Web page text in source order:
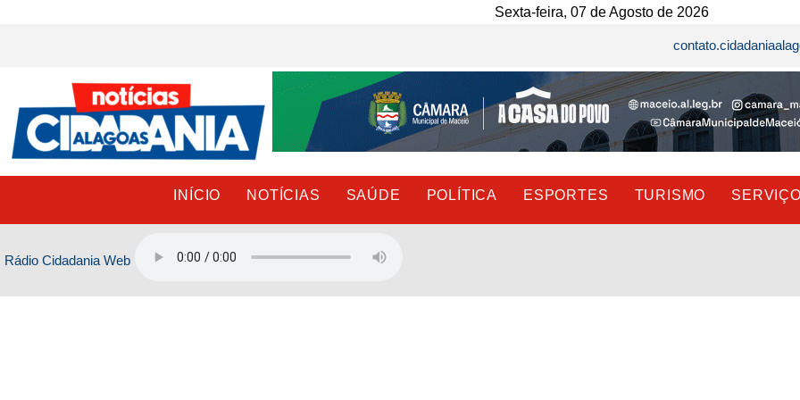
Sexta-feira, 07 de Agosto de 2026
INÍCIO NOTÍCIAS SAÚDE POLÍTICA ESPORTES TURISMO
Rádio Cidadania Web